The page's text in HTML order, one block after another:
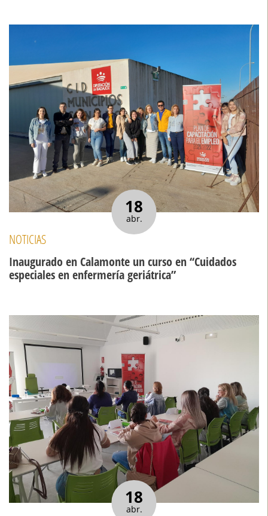
18
abr.
NOTICIAS
Inaugurado en Calamonte un curso en ‘‘Cuidados
especiales en enfermería geriátrica”
18
abr.